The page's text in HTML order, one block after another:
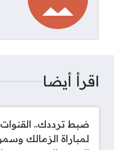
اقرأ أيضا
ضبط ترددك.. القنوات
لمباراة الزمالك